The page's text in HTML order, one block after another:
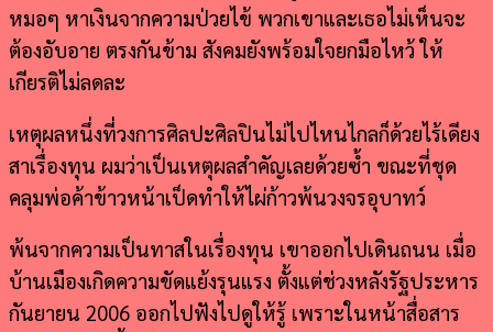
หมอๆ หาเงินจากความป่วยไข้ พวกเขาและเธอไม่เห็นจะ
ต้องอับอาย ตรงกันข้าม สังคมยังพร้อมใจยกมือไหว้ ให้
เกียรติไม่ลดละ
เหตุผลหนึ่งที่วงการศิลปะศิลปินไม่ไปไหนไกลก็ด้วยไร้เดียง
สาเรื่องทุน ผมว่าเป็นเหตุผลสำคัญเลยด้วยซ้ำ ขณะที่ชุด
คลุมพ่อค้าข้าวหน้าเป็ดทำให้ไผ่ก้าวพ้นวงจรอุบาทว์
พ้นจากความเป็นทาสในเรื่องทุน เขาออกไปเดินถนน เมื่อ
บ้านเมืองเกิดความขัดแย้งรุนแรง ตั้งแต่ช่วงหลังรัฐประหาร
กันยายน 2006 ออกไปฟังไปดูให้รู้ เพราะในหน้าสื่อสาร